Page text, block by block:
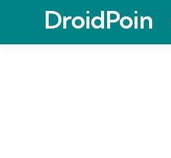
DroidPoin